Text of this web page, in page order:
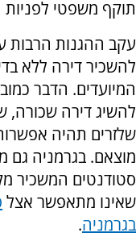
תוקף משפטי לפניות
עקב ההגנות הרבות
להשכיר דירה ללא
המיועדים. הדבר
להשיג דירה שכורה,
שלזרים תהיה
מוצאם. בגרמניה
סטודנטים המשכיר
שאינו מתאפשר אצל
בגרמניה.